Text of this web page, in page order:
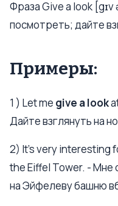
Фраза Give a look
посмотреть; дайте
Примеры:
1 ) Let me give a look
Дайте взглянуть на
2) It’s very interesting
the Eiffel Tower. - Мне
на Эйфелеву башню